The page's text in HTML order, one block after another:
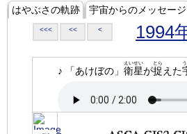
はやぶさの軌跡 宇宙からのメッセージ
<<< << < 1994
♪ 「あけぼの」 衛星
えいせい
が捉
とら
えた